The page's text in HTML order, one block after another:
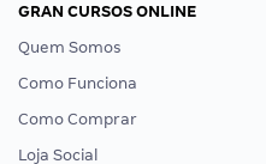
GRAN CURSOS ONLINE
Quem Somos
Como Funciona
Como Comprar
Loja Social